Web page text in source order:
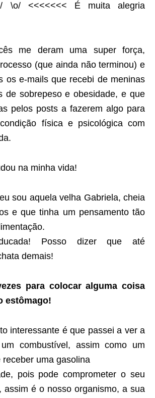
<<<<<<< É muita alegria
me deram uma super força,
(que ainda não terminou) e
os e-mails que recebi de meninas
de sobrepeso e obesidade, e que
pelos posts a fazerem algo para
física e psicológica com
na minha vida!
sou aquela velha Gabriela, cheia
e que tinha um pensamento tão
Posso dizer que até
demais!
para colocar alguma coisa
estômago!
interessante é que passei a ver a
combustível, assim como um
uma gasolina
pois pode comprometer o seu
assim é o nosso organismo, a sua